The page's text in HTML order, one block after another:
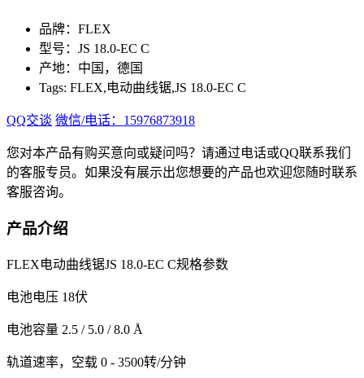
品牌：FLEX
型号：JS 18.0-EC C
产地：中国，德国
Tags: FLEX,电动曲线锯,JS 18.0-EC C
QQ交谈 微信/电话：15976873918
您对本产品有购买意向或疑问吗？请通过电话或QQ联系我们
的客服专员。如果没有展示出您想要的产品也欢迎您随时联系
客服咨询。
产品介绍
FLEX电动曲线锯JS 18.0-EC C规格参数
电池电压 18伏
电池容量 2.5 / 5.0 / 8.0 Å
轨道速率，空载 0 - 3500转/分钟